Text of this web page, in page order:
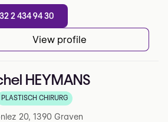
2 434 94 30
View profile
HEYMANS
sur 5 sur Google
PLASTISCH CHIRURG
20, 1390 Graven